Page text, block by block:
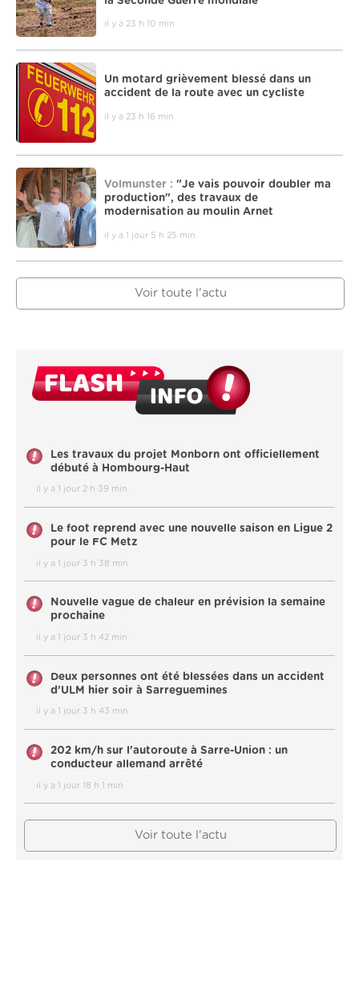
il y a 23 h 10 min
Un motard grièvement blessé dans un
accident de la route avec un cycliste
il y a 23 h 16 min
Volmunster : "Je vais pouvoir doubler ma
production", des travaux de
modernisation au moulin Arnet
il y a 1 jour 5 h 25 min
Voir toute l'actu
Les travaux du projet Monborn ont officiellement
débuté à Hombourg-Haut
il y a 1 jour 2 h 39 min
Le foot reprend avec une nouvelle saison en Ligue 2
pour le FC Metz
il y a 1 jour 3 h 38 min
Nouvelle vague de chaleur en prévision la semaine
prochaine
il y a 1 jour 3 h 42 min
Deux personnes ont été blessées dans un accident
d’ULM hier soir à Sarreguemines
il y a 1 jour 3 h 43 min
202 km/h sur l'autoroute à Sarre-Union : un
conducteur allemand arrêté
il y a 1 jour 18 h 1 min
Voir toute l'actu